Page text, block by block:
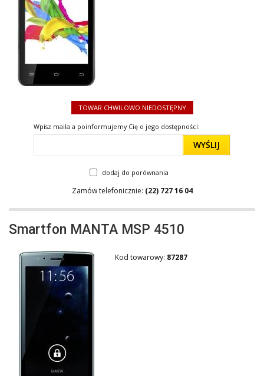
TOWAR CHWILOWO NIEDOSTĘPNY
Wpisz maila a poinformujemy Cię o jego dostępności:
WYŚLIJ
dodaj do porównania
Zamów telefonicznie: (22) 727 16 04
Smartfon MANTA MSP 4510
Kod towarowy: 87287